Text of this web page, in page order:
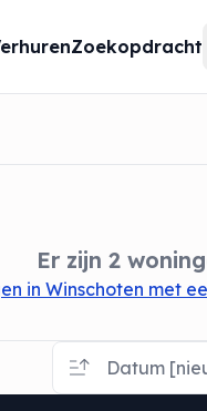
Zoekopdracht
Er zijn 2
in Winschoten met